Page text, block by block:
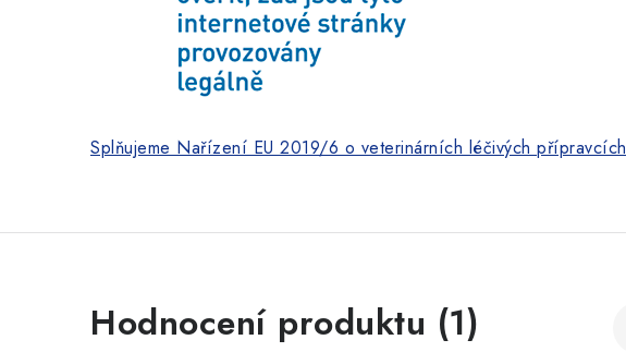
Splňujeme Nařízení EU 2019/6 o veterinárních léčivých přípravcích
Hodnocení produktu (1)
V